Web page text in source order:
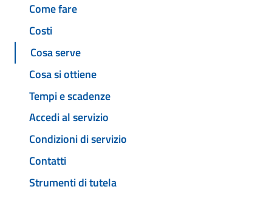
Come fare
Costi
Cosa serve
Cosa si ottiene
Tempi e scadenze
Accedi al servizio
Condizioni di servizio
Contatti
Strumenti di tutela